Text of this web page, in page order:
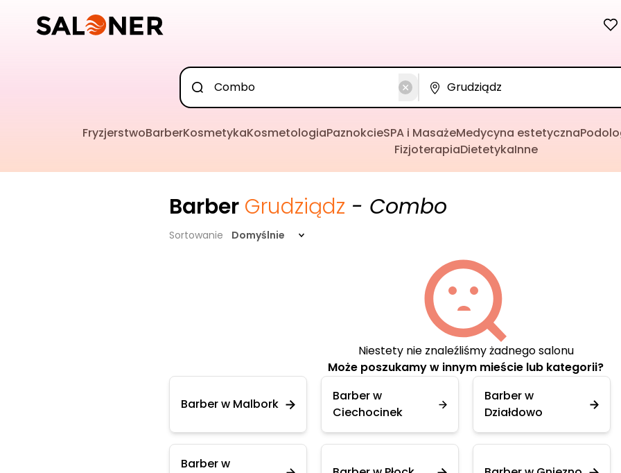
FryzjerstwoBarberKosmetykaKosmetologiaPaznokcieSPA i MasażeMedycyna estetyczna
FizjoterapiaDietetykaInne
Barber Grudziądz - Combo
Sortowanie Domyślnie
Niestety nie znaleźliśmy żadnego salonu
Może poszukamy w innym mieście lub kategorii?
Barber w Malbork
Barber w
Ciechocinek
Barber w
Działdowo
Barber w